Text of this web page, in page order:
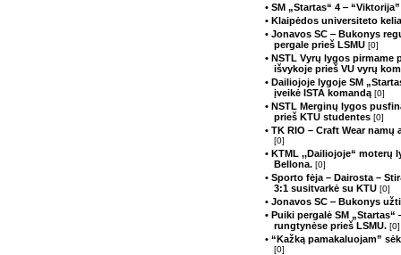
• SM „Startas“ 4 ‒
• Klaipėdos universiteto
• Jonavos SC ‒ Bukonys
pergale prieš LSMU [0]
• NSTL Vyrų lygos pirmame
išvykoje prieš VU vyrų
• Dailiojoje lygoje SM
įveikė ISTA komandą [0]
• NSTL Merginų lygos
prieš KTU studentes [0]
• TK RIO – Craft Wear namų
[0]
• KTML ,,Dailiojoje“ moterų
Bellona. [0]
• Sporto fėja – Dairosta –
3:1 susitvarkė su KTU [0]
• Jonavos SC ‒ Bukonys
• Puiki pergalė SM
rungtynėse prieš LSMU. [0]
• “Kažką pamakaluojam”
[0]